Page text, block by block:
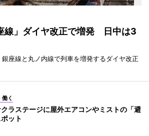
線」ダイヤ改正で増発 日中は3
座線と丸ノ内線で列車を増発するダイヤ改正
く
ラステージに屋外エアコンやミストの「避
ット